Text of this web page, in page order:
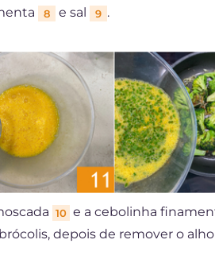
8 e sal 9 .
10 e a cebolinha
depois de remover o alho